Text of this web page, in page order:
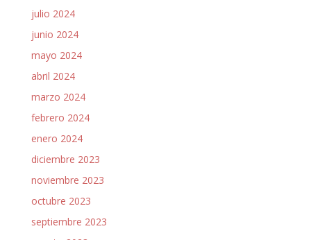
julio 2024
junio 2024
mayo 2024
abril 2024
marzo 2024
febrero 2024
enero 2024
diciembre 2023
noviembre 2023
octubre 2023
septiembre 2023